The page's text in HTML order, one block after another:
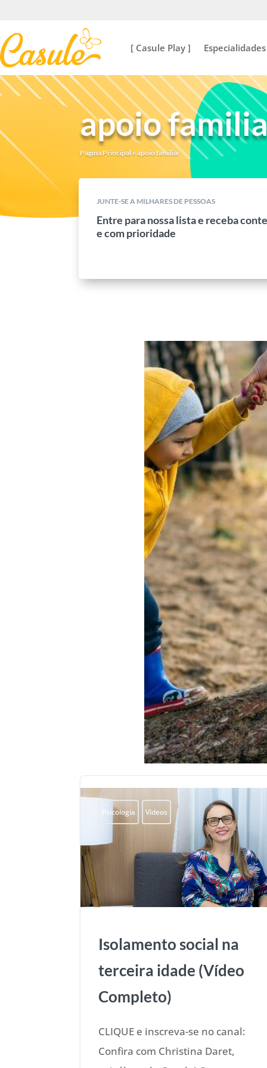
[ Casule Play ] Especialidades
apoio
Página Principal »apoio familiar
JUNTE-SE A MILHARES DE PESSOAS
Entre para nossa lista e receba
e com prioridade
Psicologia Vídeos
Isolamento social na
terceira idade (Vídeo
Completo)
CLIQUE e inscreva-se no canal:
Confira com Christina Daret,